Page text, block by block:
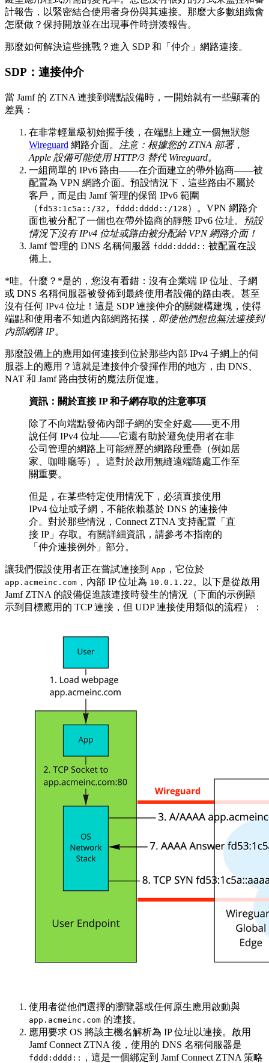
計報告，以緊密結合使用者身份與其連接。那麼大多數組織會
怎麼做？保持開放並在出現事件時拼湊報告。
那麼如何解決這些挑戰？進入 SDP 和「仲介」網路連接。
SDP：連接仲介
當 Jamf 的 ZTNA 連接到端點設備時，一開始就有一些顯著的
差異：
在非常輕量級初始握手後，在端點上建立一個無狀態
Wireguard 網路介面。
注意：根據您的 ZTNA 部署，
Apple 設備可能使用 HTTP/3 替代 Wireguard。
一組簡單的 IPv6 路由——在介面建立的帶外協商——被
配置為 VPN 網路介面。預設情況下，這些路由不屬於
客戶，而是由 Jamf 管理的保留 IPv6 範圍
（ fd53:1c5a::/32, fddd:dddd::/128 ）。VPN 網路介
面也被分配了一個也在帶外協商的靜態 IPv6 位址。
預設
情況下沒有 IPv4 位址或路由被分配給 VPN 網路介面！
Jamf 管理的 DNS 名稱伺服器 fddd:dddd:: 被配置在設
備上。
*哇。什麼？*是的，您沒有看錯：沒有企業端 IP 位址、子網
或 DNS 名稱伺服器被發佈到最終使用者設備的路由表。甚至
沒有任何 IPv4 位址！這是 SDP 連接仲介的關鍵構建塊，使得
端點和使用者不知道內部網路拓撲， 即使他們想也無法連接到
內部網路 IP。
那麼設備上的應用如何連接到位於那些內部 IPv4 子網上的伺
服器上的應用？這就是連接仲介發揮作用的地方，由 DNS、
NAT 和 Jamf 路由技術的魔法所促進。
資訊：關於直接 IP 和子網存取的注意事項
除了不向端點發佈內部子網的安全好處——更不用
說任何 IPv4 位址——它還有助於避免使用者在非
公司管理的網路上可能經歷的網路段重疊（例如居
家、咖啡廳等）。這對於啟用無縫遠端隨處工作至
關重要。
但是，在某些特定使用情況下，必須直接使用
IPv4 位址或子網，不能依賴基於 DNS 的連接仲
介。對於那些情況，Connect ZTNA 支持配置「直
接 IP」存取。有關詳細資訊，請參考本指南的
「仲介連接例外」部分。
讓我們假設使用者正在嘗試連接到 App ，它位於
app.acmeinc.com ，內部 IP 位址為 10.0.1.22 。以下是從啟用
Jamf ZTNA 的設備促進該連接時發生的情況（下面的示例顯
示到目標應用的 TCP 連接，但 UDP 連接使用類似的流程）：
使用者從他們選擇的瀏覽器或任何原生應用啟動與
app.acmeinc.com 的連接。
應用要求 OS 將該主機名解析為 IP 位址以連接。啟用
Jamf Connect ZTNA 後，使用的 DNS 名稱伺服器是
fddd:dddd::
，這是一個綁定到 Jamf Connect ZTNA 策略